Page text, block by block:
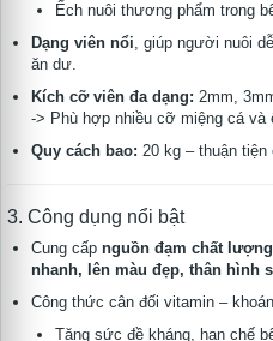
Ếch nuôi thương phẩm trong
Dạng viên nổi, giúp người nuôi
ăn dư.
Kích cỡ viên đa dạng: 2mm,
-> Phù hợp nhiều cỡ miệng cá và
Quy cách bao: 20 kg – thuận tiện
3. Công dụng nổi bật
Cung cấp nguồn đạm chất
nhanh, lên màu đẹp, thân hình
Công thức cân đối vitamin –
Tăng sức đề kháng, hạn chế